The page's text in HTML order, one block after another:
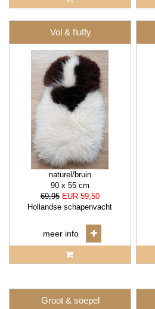
Vol & fluffy
naturel/bruin
90 x 55 cm
69,95 EUR 59,50
Hollandse schapenvacht
meer info
Groot & soepel